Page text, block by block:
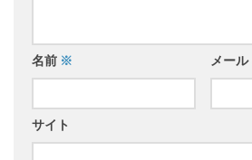
名前 ※ メール
サイト